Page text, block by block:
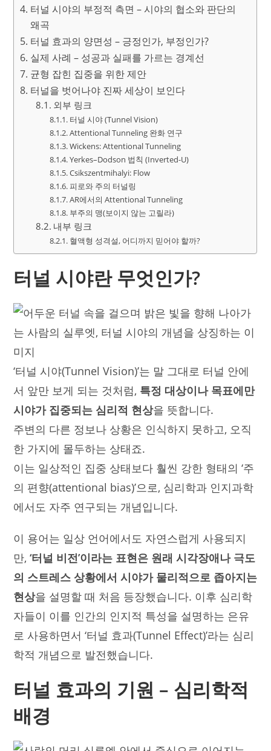
터널 시야의 부정적 측면 – 시야의 협소와 판단의
왜곡
터널 효과의 양면성 – 긍정인가, 부정인가?
실제 사례 – 성공과 실패를 가르는 경계선
균형 잡힌 집중을 위한 제안
터널을 벗어나야 진짜 세상이 보인다
외부 링크
터널 시야 (Tunnel Vision)
Attentional Tunneling 완화 연구
Wickens: Attentional Tunneling
Yerkes–Dodson 법칙 (Inverted-U)
Csikszentmihalyi: Flow
피로와 주의 터널링
AR에서의 Attentional Tunneling
부주의 맹(보이지 않는 고릴라)
내부 링크
혈액형 성격설, 어디까지 믿어야 할까?
터널 시야란 무엇인가?
‘터널 시야(Tunnel Vision)’는 말 그대로 터널 안에
서 앞만 보게 되는 것처럼, 특정 대상이나 목표에만
시야가 집중되는 심리적 현상을 뜻합니다.
주변의 다른 정보나 상황은 인식하지 못하고, 오직
한 가지에 몰두하는 상태죠.
이는 일상적인 집중 상태보다 훨씬 강한 형태의 ‘주
의 편향(attentional bias)’으로, 심리학과 인지과학
에서도 자주 연구되는 개념입니다.
이 용어는 일상 언어에서도 자연스럽게 사용되지
만,‘터널 비전’이라는 표현은 원래 시각장애나 극도
의 스트레스 상황에서 시야가 물리적으로 좁아지는
현상을 설명할 때 처음 등장했습니다. 이후 심리학
자들이 이를 인간의 인지적 특성을 설명하는 은유
로 사용하면서 ‘터널 효과(Tunnel Effect)’라는 심리
학적 개념으로 발전했습니다.
터널 효과의 기원 – 심리학적
배경